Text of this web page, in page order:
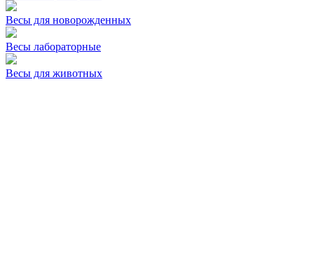
Весы для новорожденных
Весы лабораторные
Весы для животных